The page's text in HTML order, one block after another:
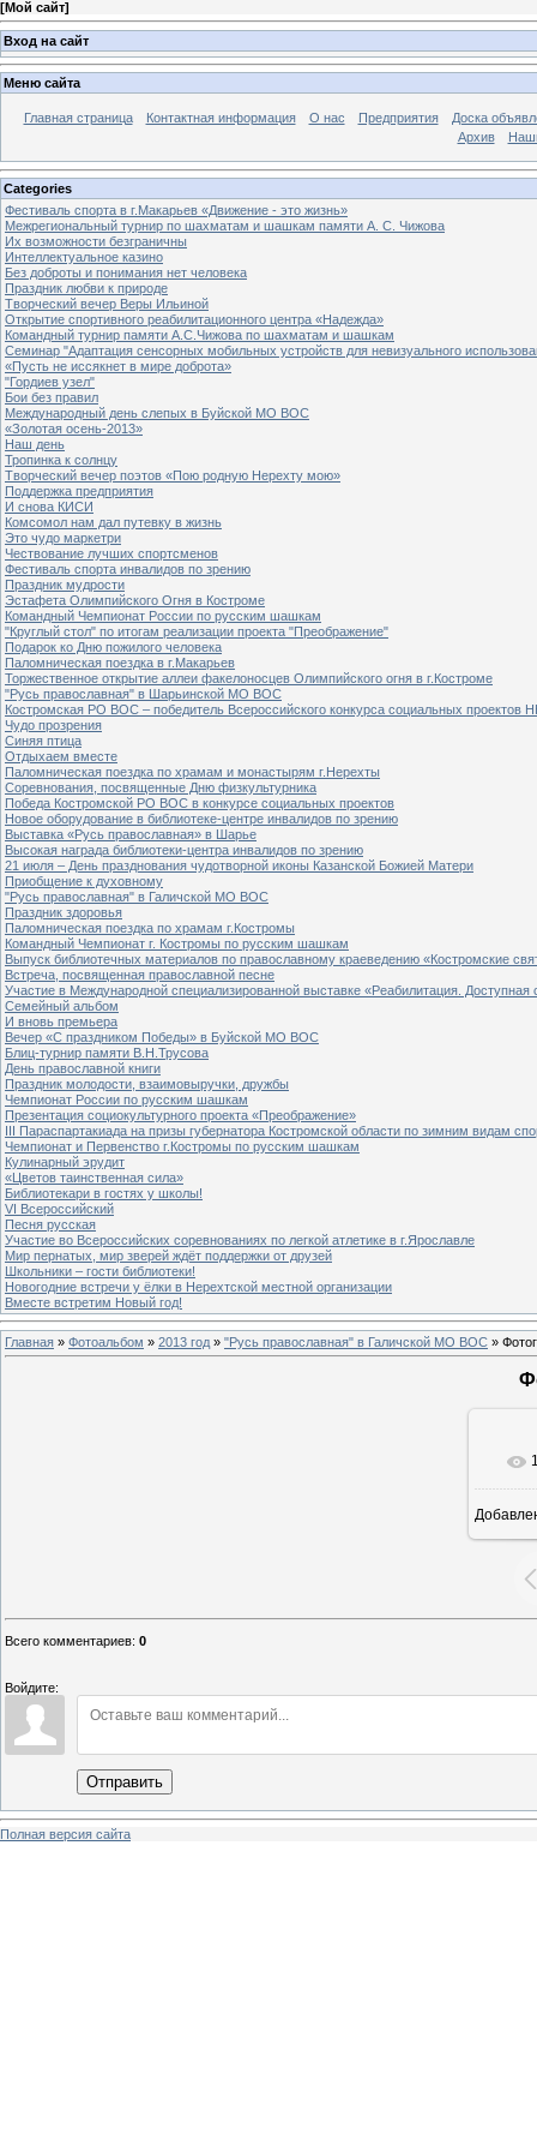
[Мой сайт]
Вход на сайт
Меню сайта
Главная страница Контактная информация О нас Предприятия
Доска
Архив
Categories
Фестиваль спорта в г.Макарьев «Движение - это жизнь»
Межрегиональный турнир по шахматам и шашкам памяти А. С. Чижова
Их возможности безграничны
Интеллектуальное казино
Без доброты и понимания нет человека
Праздник любви к природе
Творческий вечер Веры Ильиной
Открытие спортивного реабилитационного центра «Надежда»
Командный турнир памяти А.С.Чижова по шахматам и шашкам
Семинар "Адаптация сенсорных мобильных устройств для невизуального
«Пусть не иссякнет в мире доброта»
"Гордиев узел"
Бои без правил
Международный день слепых в Буйской МО ВОС
«Золотая осень-2013»
Наш день
Тропинка к солнцу
Творческий вечер поэтов «Пою родную Нерехту мою»
Поддержка предприятия
И снова КИСИ
Комсомол нам дал путевку в жизнь
Это чудо маркетри
Чествование лучших спортсменов
Фестиваль спорта инвалидов по зрению
Праздник мудрости
Эстафета Олимпийского Огня в Костроме
Командный Чемпионат России по русским шашкам
"Круглый стол" по итогам реализации проекта "Преображение"
Подарок ко Дню пожилого человека
Паломническая поездка в г.Макарьев
Торжественное открытие аллеи факелоносцев Олимпийского огня в г.Костроме
"Русь православная" в Шарьинской МО ВОС
Костромская РО ВОС – победитель Всероссийского конкурса социальных проектов
Чудо прозрения
Синяя птица
Отдыхаем вместе
Паломническая поездка по храмам и монастырям г.Нерехты
Соревнования, посвященные Дню физкультурника
Победа Костромской РО ВОС в конкурсе социальных проектов
Новое оборудование в библиотеке-центре инвалидов по зрению
Выставка «Русь православная» в Шарье
Высокая награда библиотеки-центра инвалидов по зрению
21 июля – День празднования чудотворной иконы Казанской Божией Матери
Приобщение к духовному
"Русь православная" в Галичской МО ВОС
Праздник здоровья
Паломническая поездка по храмам г.Костромы
Командный Чемпионат г. Костромы по русским шашкам
Выпуск библиотечных материалов по православному краеведению «Костромские
Встреча, посвященная православной песне
Участие в Международной специализированной выставке «Реабилитация. Доступная
Семейный альбом
И вновь премьера
Вечер «С праздником Победы» в Буйской МО ВОС
Блиц-турнир памяти В.Н.Трусова
День православной книги
Праздник молодости, взаимовыручки, дружбы
Чемпионат России по русским шашкам
Презентация социокультурного проекта «Преображение»
III Параспартакиада на призы губернатора Костромской области по зимним видам
Чемпионат и Первенство г.Костромы по русским шашкам
Кулинарный эрудит
«Цветов таинственная сила»
Библиотекари в гостях у школы!
VI Всероссийский
Песня русская
Участие во Всероссийских соревнованиях по легкой атлетике в г.Ярославле
Мир пернатых, мир зверей ждёт поддержки от друзей
Школьники – гости библиотеки!
Новогодние встречи у ёлки в Нерехтской местной организации
Вместе встретим Новый год!
Главная » Фотоальбом » 2013 год » "Русь православная" в Галичской МО ВОС »
Всего комментариев: 0
Войдите:
Отправить
Полная версия сайта